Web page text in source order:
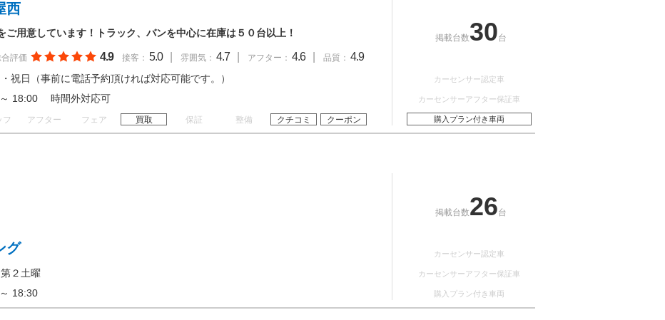
西
ご用意しています！トラック、バンを中心に在庫は５０台以上！
評価 4.9 接客： 5.0 雰囲気： 4.7 アフター： 4.6 品質： 4.9
祝日（事前に電話予約頂ければ対応可能です。）
～ 18:00 時間外対応可
フ アフター フェア 買取 保証 整備 クチコミ クーポン
掲載台数30台
カーセンサー認定車
カーセンサーアフター保証車
購入プラン付き車両
グ
２土曜
18:30
掲載台数26台
カーセンサー認定車
カーセンサーアフター保証車
購入プラン付き車両